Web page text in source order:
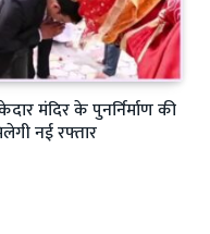
मंदिर के पुनर्निर्माण की
नई रफ्तार